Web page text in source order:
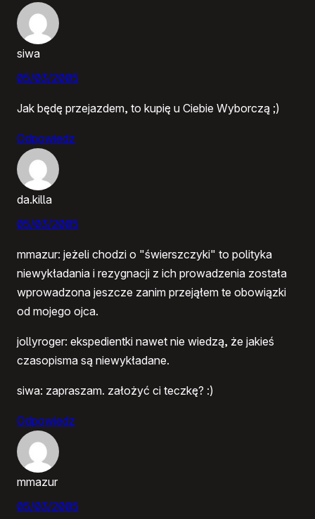
siwa
05/03/2005
Jak będę przejazdem, to kupię u Ciebie Wyborczą ;)
Odpowiedz
da.killa
05/03/2005
mmazur: jeżeli chodzi o "świerszczyki" to polityka
niewykładania i rezygnacji z ich prowadzenia została
wprowadzona jeszcze zanim przejąłem te obowiązki
od mojego ojca.
jollyroger: ekspedientki nawet nie wiedzą, że jakieś
czasopisma są niewykładane.
siwa: zapraszam. założyć ci teczkę? :)
Odpowiedz
mmazur
05/03/2005